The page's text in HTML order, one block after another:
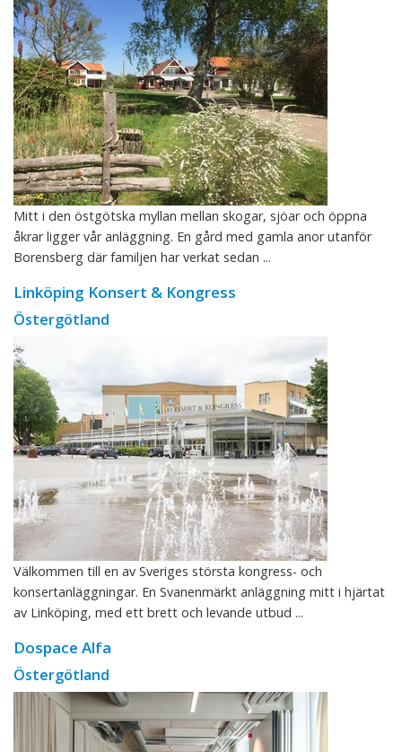
Mitt i den östgötska myllan mellan skogar, sjöar och öppna
åkrar ligger vår anläggning. En gård med gamla anor utanför
Borensberg där familjen har verkat sedan ...
Linköping Konsert & Kongress
Östergötland
Välkommen till en av Sveriges största kongress- och
konsertanläggningar. En Svanenmärkt anläggning mitt i hjärtat
av Linköping, med ett brett och levande utbud ...
Dospace Alfa
Östergötland